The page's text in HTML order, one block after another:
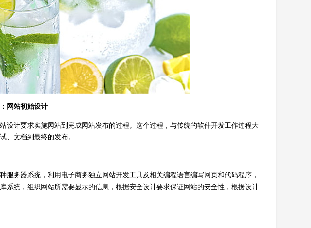
网站初始设计
设计要求实施网站到完成网站发布的过程。这个过程，与传统的软件开发工作过程大
、文档到最终的发布。
服务器系统，利用电子商务独立网站开发工具及相关编程语言编写网页和代码程序，
系统，组织网站所需要显示的信息，根据安全设计要求保证网站的安全性，根据设计